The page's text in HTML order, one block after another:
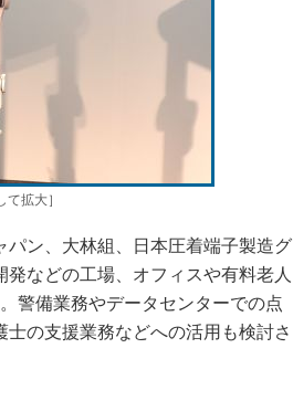
拡大］
ン、大林組、日本圧着端子製造グ
などの工場、オフィスや有料老人
警備業務やデータセンターでの点
の支援業務などへの活用も検討さ